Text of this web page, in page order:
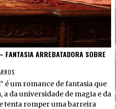
ARREBATADORA SOBRE
é um romance de fantasia que
da universidade de magia e da
tenta romper uma barreira